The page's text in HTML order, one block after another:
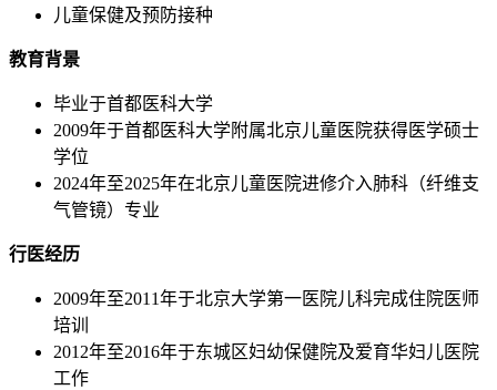
儿童保健及预防接种
教育背景
毕业于首都医科大学
2009年于首都医科大学附属北京儿童医院获得医学硕士
学位
2024年至2025年在北京儿童医院进修介入肺科（纤维支
气管镜）专业
行医经历
2009年至2011年于北京大学第一医院儿科完成住院医师
培训
2012年至2016年于东城区妇幼保健院及爱育华妇儿医院
工作